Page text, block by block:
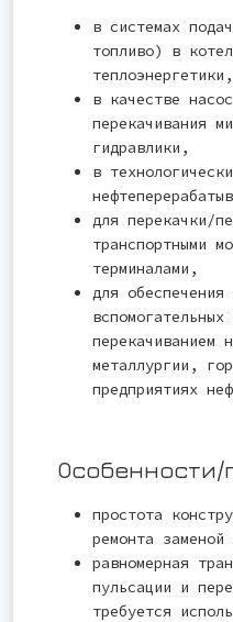
в системах
топливо) в
теплоэнергетики,
в качестве
перекачивания
гидравлики,
в
для перекачки/
транспортными
терминалами,
для обеспечения
перекачиванием
металлургии,
предприятиях
простота
ремонта заменой
равномерная
пульсации и
требуется